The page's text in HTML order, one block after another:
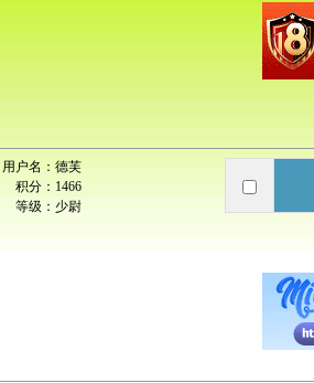
用户名： 德芙
积分： 1466
等级： 少尉